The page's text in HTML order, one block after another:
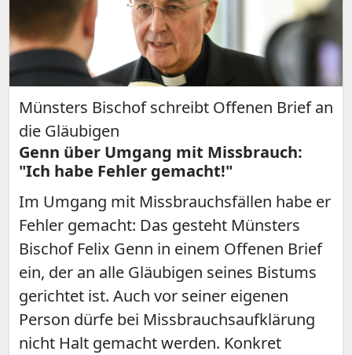
Münsters Bischof schreibt Offenen Brief an
die Gläubigen
Genn über Umgang mit Missbrauch:
"Ich habe Fehler gemacht!"
Im Umgang mit Missbrauchsfällen habe er
Fehler gemacht: Das gesteht Münsters
Bischof Felix Genn in einem Offenen Brief
ein, der an alle Gläubigen seines Bistums
gerichtet ist. Auch vor seiner eigenen
Person dürfe bei Missbrauchsaufklärung
nicht Halt gemacht werden. Konkret